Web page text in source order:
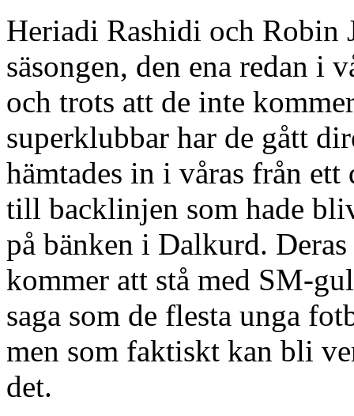
Heriadi Rashidi och Robin
säsongen, den ena redan i
och trots att de inte
superklubbar har de gått
hämtades in i våras från
till backlinjen som hade
på bänken i Dalkurd.
kommer att stå med SM-
saga som de flesta unga
men som faktiskt kan bli
det.